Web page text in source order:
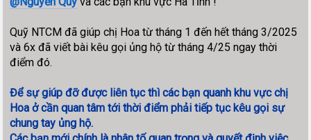
Quỹ NTCM đã giúp chị Hoa từ tháng 1 đến hết tháng 3/2025
và 6x đã viết bài kêu gọi ủng hộ từ tháng 4/25 ngay thời
điểm đó.
Để sự giúp đỡ được liên tục thì các bạn quanh khu vực chị
Hoa ở cần quan tâm tới thời điểm phải tiếp tục kêu gọi sự
chung tay ủng hộ.